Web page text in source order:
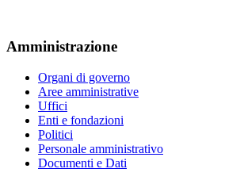
Amministrazione
Organi di governo
Aree amministrative
Uffici
Enti e fondazioni
Politici
Personale amministrativo
Documenti e Dati